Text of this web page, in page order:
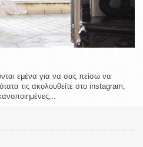
εμένα για να σας πείσω να
τις ακολουθείτε στο instagram,